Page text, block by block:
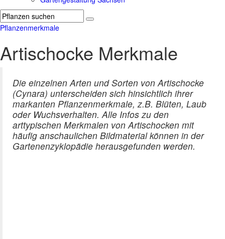
Pflanzenmerkmale
Artischocke Merkmale
Die einzelnen Arten und Sorten von Artischocke
(Cynara) unterscheiden sich hinsichtlich ihrer
markanten Pflanzenmerkmale, z.B. Blüten, Laub
oder Wuchsverhalten. Alle Infos zu den
arttypischen Merkmalen von Artischocken mit
häufig anschaulichen Bildmaterial können in der
Gartenenzyklopädie herausgefunden werden.